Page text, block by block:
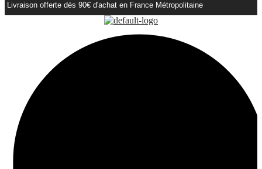
Livraison offerte dès 90€ d'achat en France Métropolitaine